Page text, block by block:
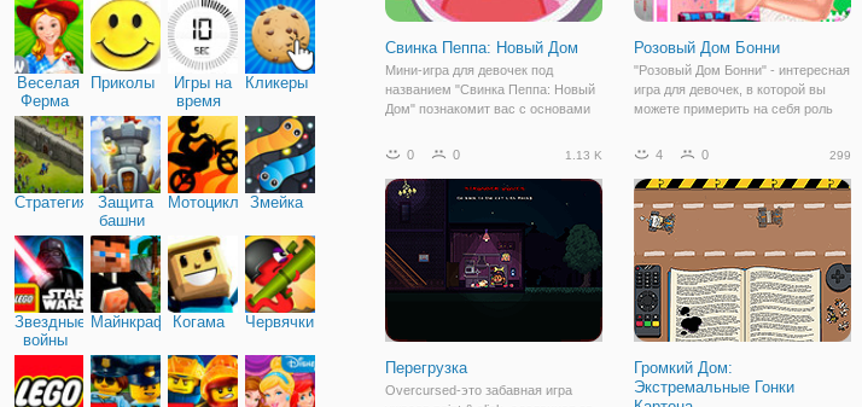
Веселая
Ферма
Приколы
Игры на
время
Кликеры
Стратегия
Защита
башни
МотоциклыЗмейка
Звездные
войны
Майнкрафт Когама Червячки
Свинка Пеппа: Новый Дом
Мини-игра для девочек под
названием "Свинка Пеппа: Новый
Дом" познакомит вас с основами
начинается с того, что семья,
Мамы Свиньи, Пеппы и братика
Джорджа,
Розовый Дом Бонни
"Розовый Дом Бонни" - интересная
игра для девочек, в которой вы
можете примерить на себя роль
Бонни - молодая и стильная
Теперь возник вопрос о ремонте и
0 0 1.13 K
Перегрузка
Overcursed-это забавная игра
4 0 299
Громкий Дом:
Экстремальные Гонки